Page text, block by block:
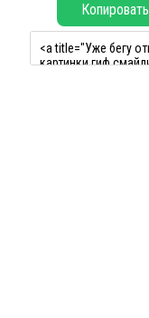
Копировать